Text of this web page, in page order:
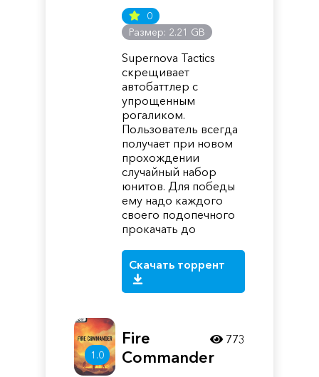
0
Размер: 2.21 GB
Supernova Tactics
скрещивает
автобаттлер с
упрощенным
рогаликом.
Пользователь всегда
получает при новом
прохождении
случайный набор
юнитов. Для победы
ему надо каждого
своего подопечного
прокачать до
Скачать торрент
1.0
Fire
Commander
773